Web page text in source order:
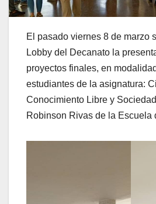
El pasado viernes 8 de marzo
Lobby del Decanato la
proyectos finales, en
estudiantes de la asignatura:
Conocimiento Libre y
Robinson Rivas de la Escuela